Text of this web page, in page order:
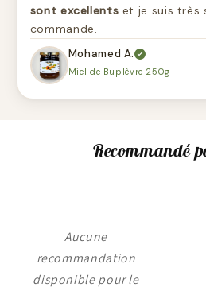
sont excellents et je suis très
commande.
Mohamed A.
Miel de Buplèvre 250g
Recommandé
Aucune
recommandation
disponible pour le